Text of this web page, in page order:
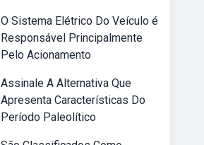
O Sistema Elétrico Do Veículo é
Responsável Principalmente
Pelo Acionamento
Assinale A Alternativa Que
Apresenta Características Do
Período Paleolítico